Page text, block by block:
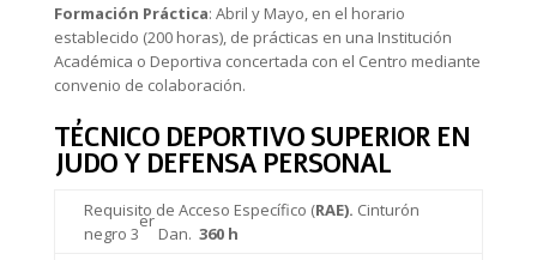
Formación Práctica: Abril y Mayo, en el horario
establecido (200 horas), de prácticas en una Institución
Académica o Deportiva concertada con el Centro mediante
convenio de colaboración.
TÉCNICO DEPORTIVO SUPERIOR EN
JUDO Y DEFENSA PERSONAL
Requisito de Acceso Específico (RAE). Cinturón
negro 3
er
Dan. 360 h